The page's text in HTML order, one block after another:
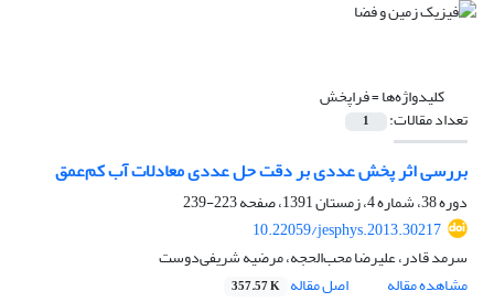
کلیدواژه‌ها =فراپخش
تعداد مقالات: 1
بررسی اثر پخش عددی بر دقت حل عددی معادلات آب کم‌عمق
دوره 38، شماره 4، زمستان 1391، صفحه
223-239
10.22059/jesphys.2013.30217
سرمد قادر، علیرضا محب‌الحجه، مرضیه شریفی‌دوست
مشاهده مقاله
اصل مقاله 357.57 K